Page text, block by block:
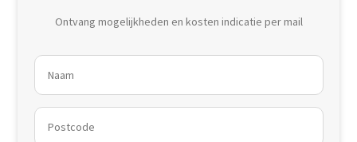
Ontvang mogelijkheden en kosten indicatie per mail